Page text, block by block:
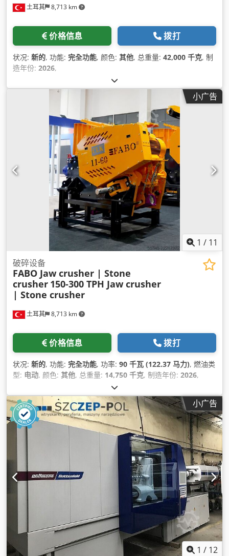
土耳其 8,713 km
价格信息 拨打
状况: 新的, 功能: 完全功能, 颜色: 其他, 总重量: 42,000 千克, 制
造年份: 2026,
小广告
1 / 11
土耳其 8,713 km
破碎设备
FABO Jaw crusher | Stone
crusher 150-300 TPH Jaw crusher
| Stone crusher
价格信息 拨打
状况: 新的, 功能: 完全功能, 功率: 90 千瓦 (122.37 马力), 燃油类
型: 电动, 颜色: 其他, 总重量: 14,750 千克, 制造年份: 2026,
小广告
1 / 12